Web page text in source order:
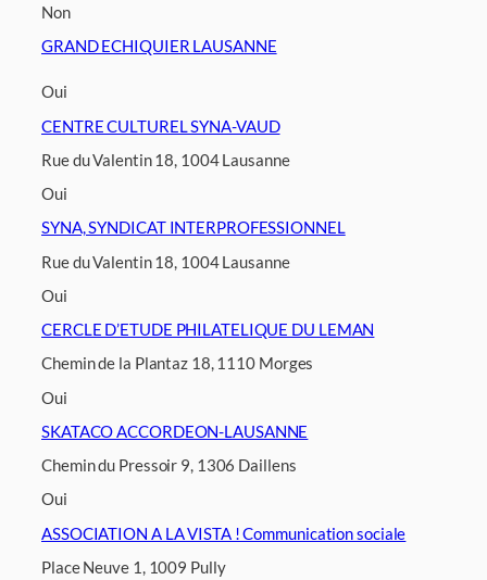
Non
GRAND ECHIQUIER LAUSANNE
Oui
CENTRE CULTUREL SYNA-VAUD
Rue du Valentin 18, 1004 Lausanne
Oui
SYNA, SYNDICAT INTERPROFESSIONNEL
Rue du Valentin 18, 1004 Lausanne
Oui
CERCLE D’ETUDE PHILATELIQUE DU LEMAN
Chemin de la Plantaz 18, 1110 Morges
Oui
SKATACO ACCORDEON-LAUSANNE
Chemin du Pressoir 9, 1306 Daillens
Oui
ASSOCIATION A LA VISTA ! Communication sociale
Place Neuve 1, 1009 Pully